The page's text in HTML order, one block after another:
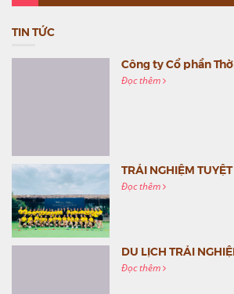
TIN TỨC
Đọc thêm
Đọc thêm
Đọc thêm